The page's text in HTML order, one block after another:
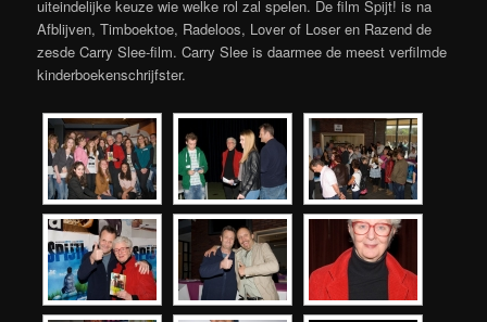
uiteindelijke keuze wie welke rol zal spelen. De film Spijt! is na
Afblijven, Timboektoe, Radeloos, Lover of Loser en Razend de
zesde Carry Slee-film. Carry Slee is daarmee de meest verfilmde
kinderboekenschrijfster.